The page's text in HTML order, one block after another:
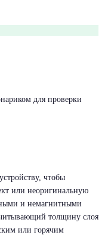
для проверки
чтобы
или неоригинальную
и немагнитными
толщину слоя
или горячим